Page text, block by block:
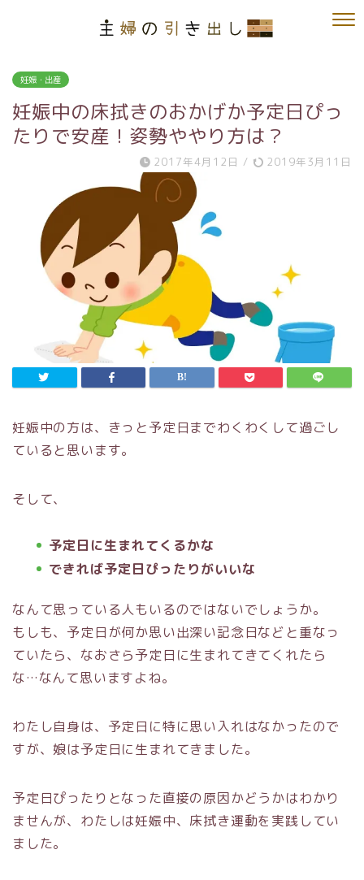
妊娠・出産
妊娠中の床拭きのおかげか予定日ぴっ
たりで安産！姿勢ややり方は？
2017年4月12日 / 2019年3月11日
妊娠中の方は、きっと予定日までわくわくして過ごし
ていると思います。
そして、
予定日に生まれてくるかな
できれば予定日ぴったりがいいな
なんて思っている人もいるのではないでしょうか。
もしも、予定日が何か思い出深い記念日などと重なっ
ていたら、なおさら予定日に生まれてきてくれたら
な…なんて思いますよね。
わたし自身は、予定日に特に思い入れはなかったので
すが、娘は予定日に生まれてきました。
予定日ぴったりとなった直接の原因かどうかはわかり
ませんが、わたしは妊娠中、床拭き運動を実践してい
ました。